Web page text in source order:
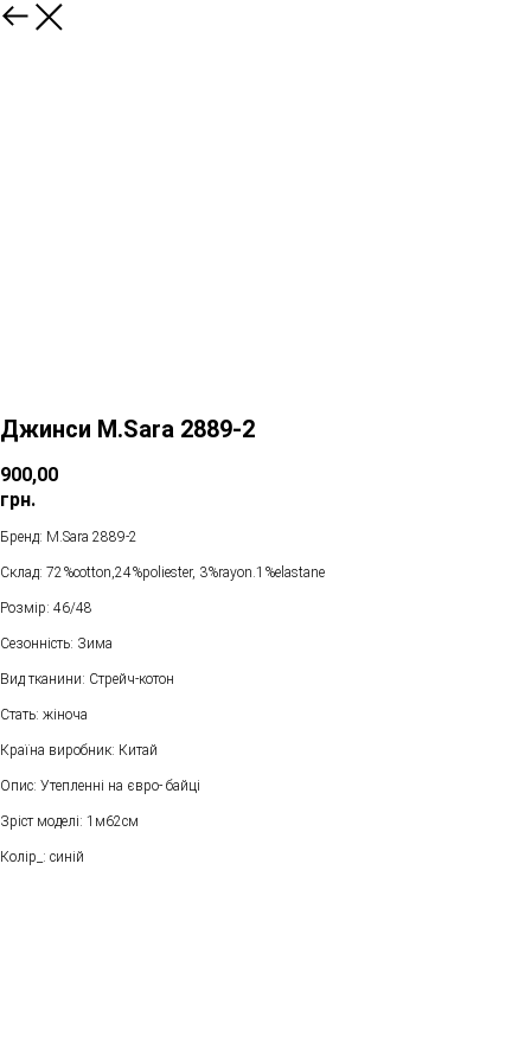
Джинси M.Sara 2889-2
900,00
грн.
Бренд: M.Sara 2889-2
Склад: 72%cotton,24%poliester, 3%rayon.1%elastane
Розмір: 46/48
Сезонність: Зима
Вид тканини: Стрейч-котон
Стать: жіноча
Країна виробник: Китай
Опис: Утепленні на євро- байці
Зріст моделі: 1м62см
Колір_: синій